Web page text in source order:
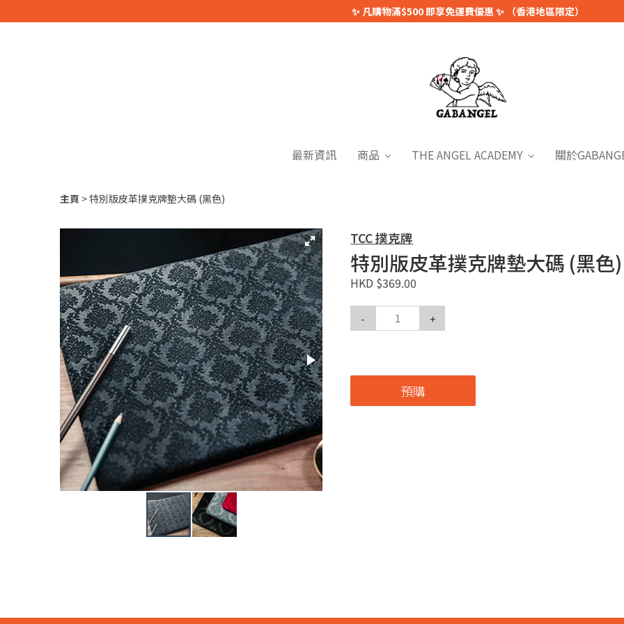
✨ 凡購物滿$500 即享免運費優惠 ✨ （香港地區限定）
最新資訊 商品 THE ANGEL ACADEMY 關於
主頁 特別版皮革撲克牌墊大碼 (黑色)
TCC 撲克牌
特別版皮革撲克牌墊大碼 (黑色)
HKD $369.00
- +
預購